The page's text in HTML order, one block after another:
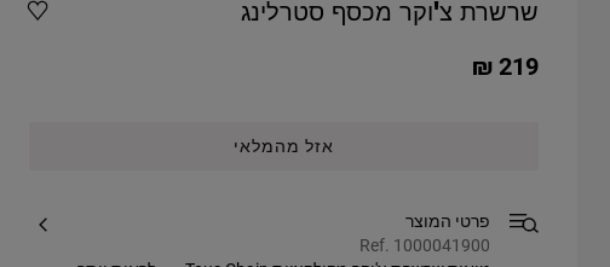
שרשרת צ'וקר מכסף סטרלינג
219 ₪
אזל מהמלאי
פרטי המוצר
Ref. 1000041900